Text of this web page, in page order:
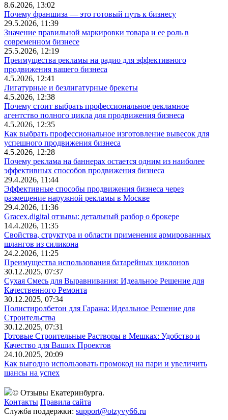
8.6.2026, 13:02
Почему франшиза — это готовый путь к бизнесу
29.5.2026, 11:39
Значение правильной маркировки товара и ее роль в
современном бизнесе
25.5.2026, 12:19
Преимущества рекламы на радио для эффективного
продвижения вашего бизнеса
4.5.2026, 12:41
Лигатурные и безлигатурные брекеты
4.5.2026, 12:38
Почему стоит выбрать профессиональное рекламное
агентство полного цикла для продвижения бизнеса
4.5.2026, 12:35
Как выбрать профессиональное изготовление вывесок для
успешного продвижения бизнеса
4.5.2026, 12:28
Почему реклама на баннерах остается одним из наиболее
эффективных способов продвижения бизнеса
29.4.2026, 11:44
Эффективные способы продвижения бизнеса через
размещение наружной рекламы в Москве
29.4.2026, 11:36
Gracex.digital отзывы: детальный разбор о брокере
14.4.2026, 11:35
Свойства, структура и области применения армированных
шлангов из силикона
24.2.2026, 11:25
Преимущества использования батарейных циклонов
30.12.2025, 07:37
Сухая Смесь для Выравнивания: Идеальное Решение для
Качественного Ремонта
30.12.2025, 07:34
Полистиролбетон для Гаража: Идеальное Решение для
Строительства
30.12.2025, 07:31
Готовые Строительные Растворы в Мешках: Удобство и
Качество для Ваших Проектов
24.10.2025, 20:09
Как выгодно использовать промокод на пари и увеличить
шансы на успех
© Отзывы Екатеринбурга.
Контакты Правила сайта
Служба поддержки: support@otzyvy66.ru